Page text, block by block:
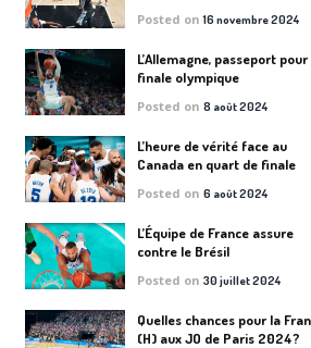
Posted on16 novembre 2024
L’Allemagne, passeport pour
finale olympique
Posted on8 août 2024
L’heure de vérité face au
Canada en quart de finale
Posted on6 août 2024
L’Équipe de France assure
contre le Brésil
Posted on30 juillet 2024
Quelles chances pour la
(H) aux JO de Paris 2024?